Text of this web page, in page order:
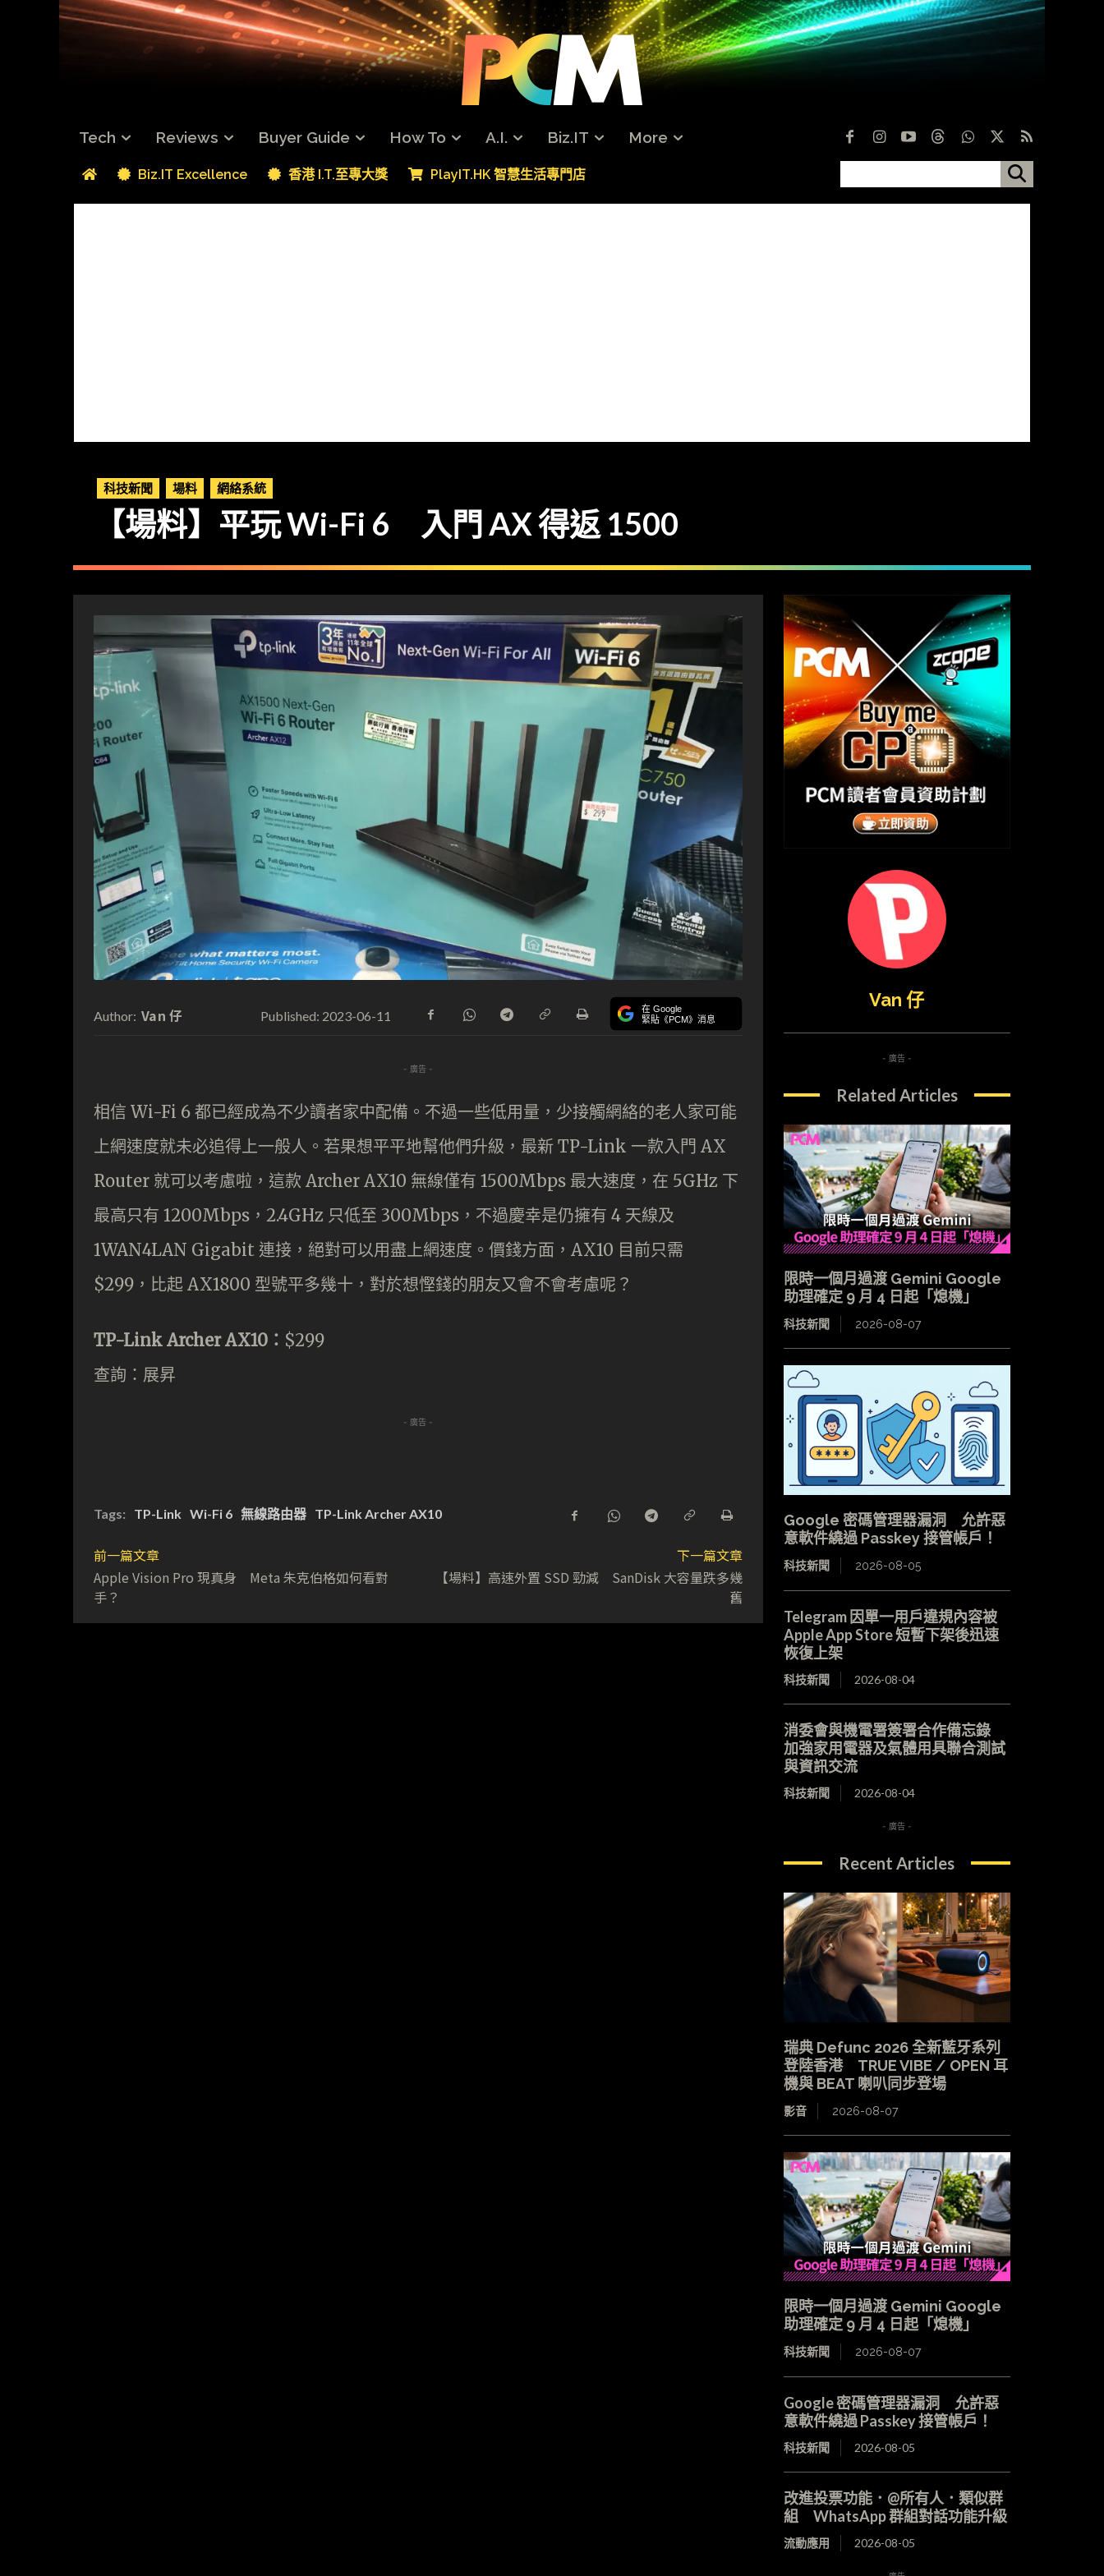
Tech Reviews Buyer Guide How To A.I. Biz.IT More
Biz.IT Excellence 香港 I.T.至專大獎 PlayIT.HK 智慧生活專門店
科技新聞 場料 網絡系統
【場料】平玩 Wi-Fi 6 入門 AX 得返 1500
Author: Van 仔 Published: 2023-06-11 在 Google
緊貼《PCM》消息
- 廣告 -
相信 Wi-Fi 6 都已經成為不少讀者家中配備。不過一些低用量，少接觸網絡的老人家可能
上網速度就未必追得上一般人。若果想平平地幫他們升級，最新 TP-Link 一款入門 AX
Router 就可以考慮啦，這款 Archer AX10 無線僅有 1500Mbps 最大速度，在 5GHz 下
最高只有 1200Mbps，2.4GHz 只低至 300Mbps，不過慶幸是仍擁有 4 天線及
1WAN4LAN Gigabit 連接，絕對可以用盡上網速度。價錢方面，AX10 目前只需
$299，比起 AX1800 型號平多幾十，對於想慳錢的朋友又會不會考慮呢？
TP-Link Archer AX10： $299
查詢：展昇
- 廣告 -
Tags: TP-Link Wi-Fi 6 無線路由器 TP-Link Archer AX10
前一篇文章
Apple Vision Pro 現真身 Meta 朱克伯格如何看對
手？
下一篇文章
【場料】高速外置 SSD 勁減 SanDisk 大容量跌多幾
舊
Van 仔
- 廣告 -
Related Articles
限時一個月過渡 Gemini Google
助理確定 9 月 4 日起「熄機」
科技新聞 2026-08-07
Google 密碼管理器漏洞 允許惡
意軟件繞過 Passkey 接管帳戶！
科技新聞 2026-08-05
Telegram 因單一用戶違規內容被
Apple App Store 短暫下架後迅速
恢復上架
科技新聞 2026-08-04
消委會與機電署簽署合作備忘錄
加強家用電器及氣體用具聯合測試
與資訊交流
科技新聞 2026-08-04
- 廣告 -
Recent Articles
瑞典 Defunc 2026 全新藍牙系列
登陸香港 TRUE VIBE / OPEN 耳
機與 BEAT 喇叭同步登場
影音 2026-08-07
限時一個月過渡 Gemini Google
助理確定 9 月 4 日起「熄機」
科技新聞 2026-08-07
Google 密碼管理器漏洞 允許惡
意軟件繞過 Passkey 接管帳戶！
科技新聞 2026-08-05
改進投票功能．@所有人．類似群
組 WhatsApp 群組對話功能升級
流動應用 2026-08-05